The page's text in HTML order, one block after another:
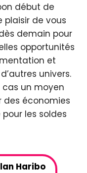
début de
plaisir de vous
demain pour
opportunités
et
univers.
cas un moyen
économies
les soldes
Haribo